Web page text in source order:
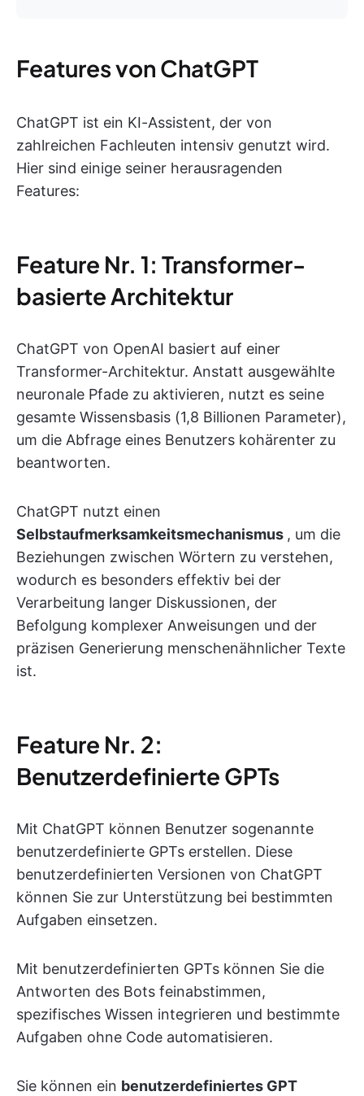
Features von ChatGPT
ChatGPT ist ein KI-Assistent, der von
zahlreichen Fachleuten intensiv genutzt wird.
Hier sind einige seiner herausragenden
Features:
Feature Nr. 1: Transformer-
basierte Architektur
ChatGPT von OpenAI basiert auf einer
Transformer-Architektur. Anstatt ausgewählte
neuronale Pfade zu aktivieren, nutzt es seine
gesamte Wissensbasis (1,8 Billionen Parameter),
um die Abfrage eines Benutzers kohärenter zu
beantworten.
ChatGPT nutzt einen
Selbstaufmerksamkeitsmechanismus , um die
Beziehungen zwischen Wörtern zu verstehen,
wodurch es besonders effektiv bei der
Verarbeitung langer Diskussionen, der
Befolgung komplexer Anweisungen und der
präzisen Generierung menschenähnlicher Texte
ist.
Feature Nr. 2:
Benutzerdefinierte GPTs
Mit ChatGPT können Benutzer sogenannte
benutzerdefinierte GPTs erstellen. Diese
benutzerdefinierten Versionen von ChatGPT
können Sie zur Unterstützung bei bestimmten
Aufgaben einsetzen.
Mit benutzerdefinierten GPTs können Sie die
Antworten des Bots feinabstimmen,
spezifisches Wissen integrieren und bestimmte
Aufgaben ohne Code automatisieren.
Sie können ein benutzerdefiniertes GPT